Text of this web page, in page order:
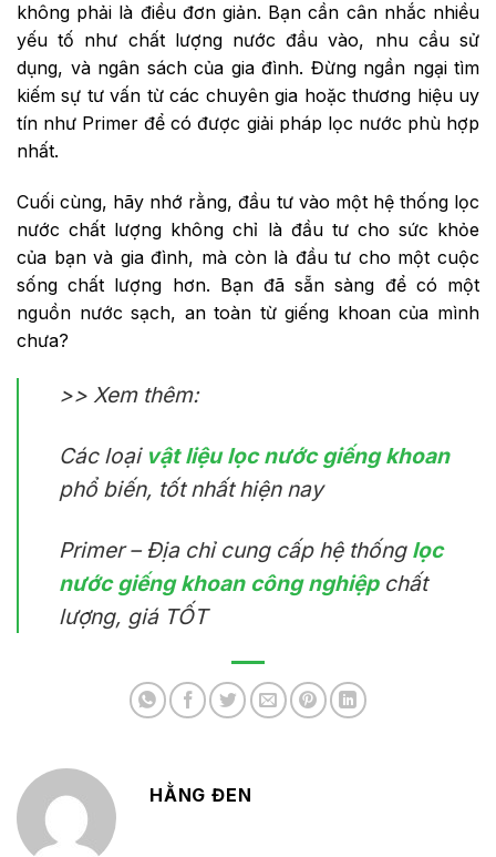
không phải là điều đơn giản. Bạn cần cân nhắc nhiều
yếu tố như chất lượng nước đầu vào, nhu cầu sử
dụng, và ngân sách của gia đình. Đừng ngần ngại tìm
kiếm sự tư vấn từ các chuyên gia hoặc thương hiệu uy
tín như Primer để có được giải pháp lọc nước phù hợp
nhất.
Cuối cùng, hãy nhớ rằng, đầu tư vào một hệ thống lọc
nước chất lượng không chỉ là đầu tư cho sức khỏe
của bạn và gia đình, mà còn là đầu tư cho một cuộc
sống chất lượng hơn. Bạn đã sẵn sàng để có một
nguồn nước sạch, an toàn từ giếng khoan của mình
chưa?
>> Xem thêm:
Các loại vật liệu lọc nước giếng khoan
phổ biến, tốt nhất hiện nay
Primer – Địa chỉ cung cấp hệ thống lọc
nước giếng khoan công nghiệpchất
lượng, giá TỐT
HẰNG ĐEN